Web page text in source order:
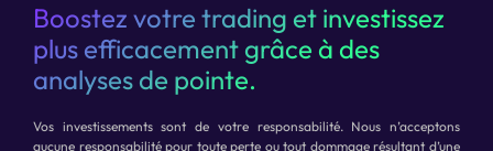
Boostez votre trading et investissez
plus efficacement grâce à des
analyses de pointe.
Vos investissements sont de votre responsabilité. Nous n’acceptons
aucune responsabilité pour toute perte ou tout dommage résultant d’une